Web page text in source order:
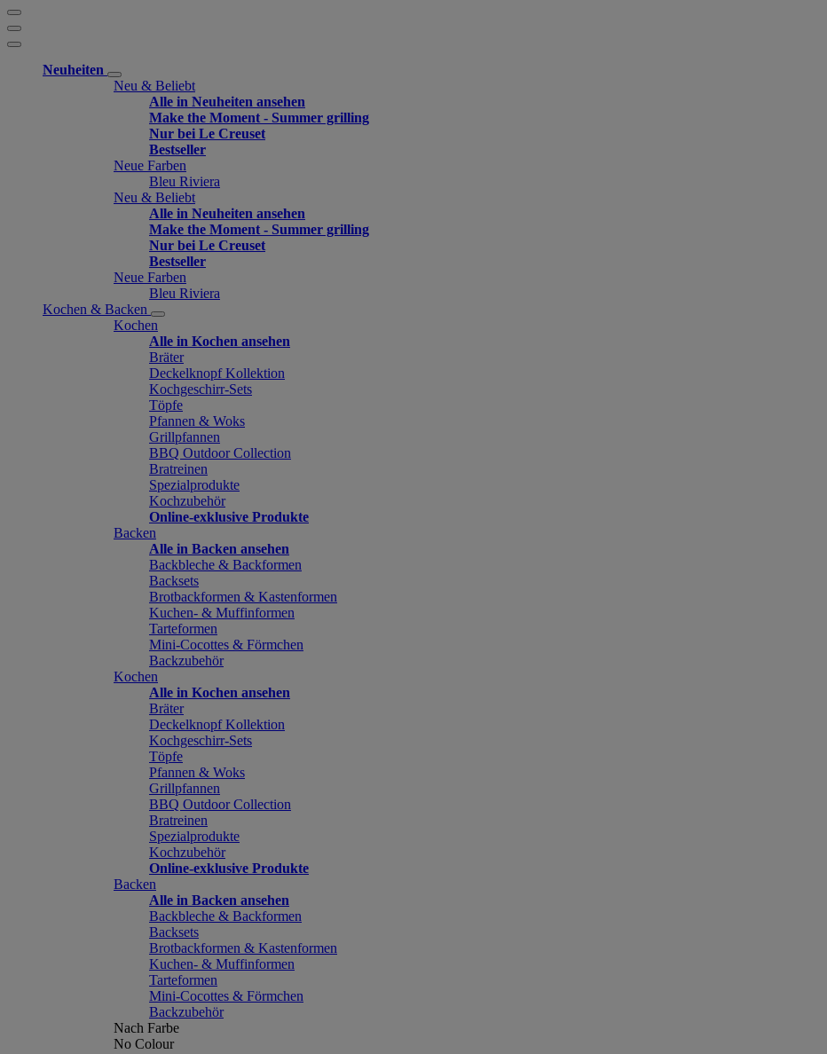
Neuheiten
Neu & Beliebt
Alle in Neuheiten ansehen
Make the Moment - Summer grilling
Nur bei Le Creuset
Bestseller
Neue Farben
Bleu Riviera
Neu & Beliebt
Alle in Neuheiten ansehen
Make the Moment - Summer grilling
Nur bei Le Creuset
Bestseller
Neue Farben
Bleu Riviera
Kochen & Backen
Kochen
Alle in Kochen ansehen
Bräter
Deckelknopf Kollektion
Kochgeschirr-Sets
Töpfe
Pfannen & Woks
Grillpfannen
BBQ Outdoor Collection
Bratreinen
Spezialprodukte
Kochzubehör
Online-exklusive Produkte
Backen
Alle in Backen ansehen
Backbleche & Backformen
Backsets
Brotbackformen & Kastenformen
Kuchen- & Muffinformen
Tarteformen
Mini-Cocottes & Förmchen
Backzubehör
Kochen
Alle in Kochen ansehen
Bräter
Deckelknopf Kollektion
Kochgeschirr-Sets
Töpfe
Pfannen & Woks
Grillpfannen
BBQ Outdoor Collection
Bratreinen
Spezialprodukte
Kochzubehör
Online-exklusive Produkte
Backen
Alle in Backen ansehen
Backbleche & Backformen
Backsets
Brotbackformen & Kastenformen
Kuchen- & Muffinformen
Tarteformen
Mini-Cocottes & Förmchen
Backzubehör
Nach Farbe
No Colour